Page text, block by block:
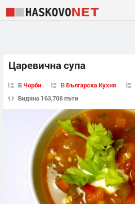
Царевична супа
ВЧорби ВБългарска Кухня
Видяна 163,708 пъти